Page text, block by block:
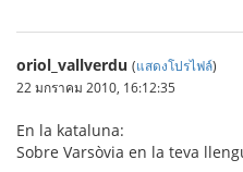
oriol_vallverdu (แสดงโปรไฟล์)
22 มกราคม 2010, 16:12:35
En la kataluna:
Sobre Varsòvia en la teva